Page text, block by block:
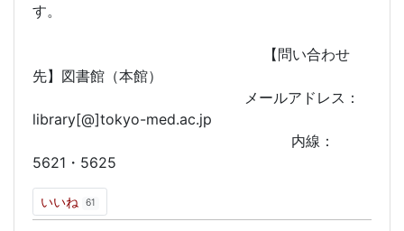
す。
【問い合わせ
先】図書館（本館）
メールアドレス：
library[@]tokyo-med.ac.jp
内線：
5621・5625
いいね 61